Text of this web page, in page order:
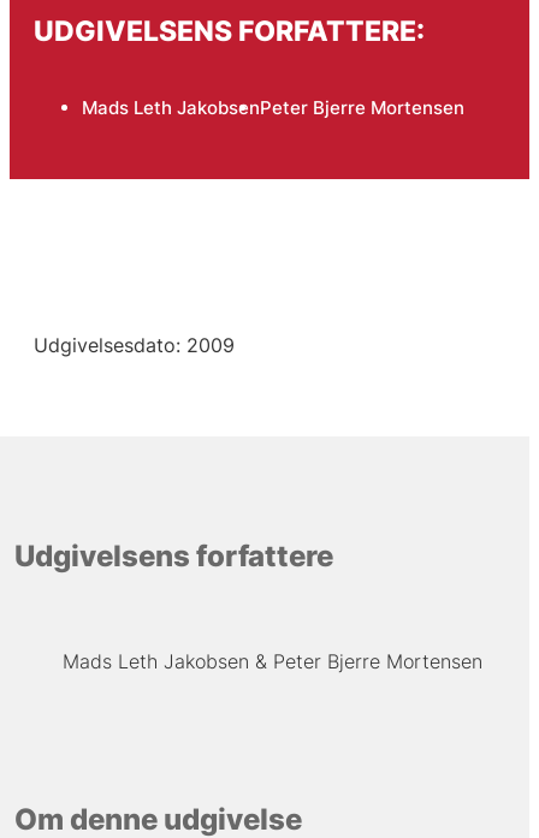
UDGIVELSENS FORFATTERE:
Mads Leth JakobsenPeter Bjerre Mortensen
Udgivelsesdato: 2009
Udgivelsens forfattere
Mads Leth Jakobsen Peter Bjerre Mortensen
Om denne udgivelse